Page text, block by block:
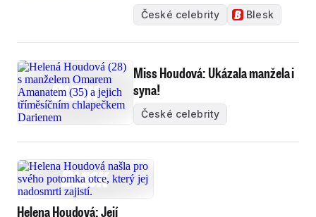
České celebrity Blesk
Miss Houdová: Ukázala manžela i
syna!
České celebrity
Helena Houdová: Její